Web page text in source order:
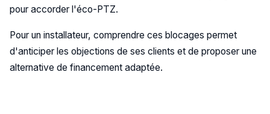
pour accorder l'éco-PTZ.
Pour un installateur, comprendre ces blocages permet
d'anticiper les objections de ses clients et de proposer une
alternative de financement adaptée.